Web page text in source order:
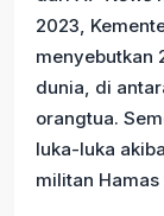
2023,
menyebutkan
dunia, di
orangtua.
luka-luka
militan